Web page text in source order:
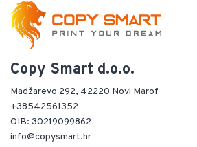
Copy Smart d.o.o.
Madžarevo 292, 42220 Novi Marof
+38542561352
OIB: 30219099862
info@copysmart.hr